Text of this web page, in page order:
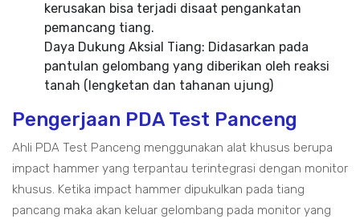
kerusakan bisa terjadi disaat pengankatan
pemancang tiang.
Daya Dukung Aksial Tiang: Didasarkan pada
pantulan gelombang yang diberikan oleh reaksi
tanah (lengketan dan tahanan ujung)
Pengerjaan PDA Test Panceng
Ahli PDA Test Panceng menggunakan alat khusus berupa
impact hammer yang terpantau terintegrasi dengan monitor
khusus. Ketika impact hammer dipukulkan pada tiang
pancang maka akan keluar gelombang pada monitor yang